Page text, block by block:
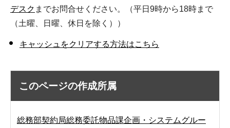
デスク までお問合せください。（平日9時から18時まで
（土曜、日曜、休日を除く））
キャッシュをクリアする方法はこちら
このページの作成所属
総務部契約局総務委託物品課企画・システムグルー